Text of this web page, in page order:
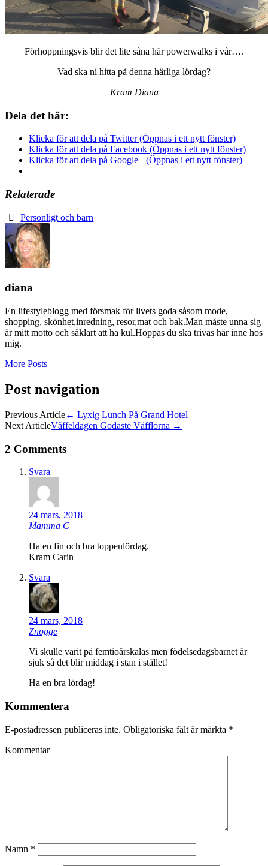
Förhoppningsvis blir det lite såna här powerwalks i vår….
Vad ska ni hitta på denna härliga lördag?
Kram Diana
Dela det här:
Klicka för att dela på Twitter (Öppnas i ett nytt fönster)
Klicka för att dela på Facebook (Öppnas i ett nytt fönster)
Klicka för att dela på Google+ (Öppnas i ett nytt fönster)
Relaterade
Personligt och barn
diana
En lifestyleblogg med försmak för livets goda såsom mode,
shopping, skönhet,inredning, resor,mat och bak.Man måste unna sig
är mitt motto och såklart att ha kul.Hoppas du ska trivas här inne hos
mig.
More Posts
Post navigation
Previous Article← Lyxig Lunch På Grand Hotel
Next ArticleVåffeldagen Godaste Våfflorna →
2 Comments
Svara
24 mars, 2018
Mamma C
Ha en fin och bra toppenlördag.
Kram Carin
Svara
24 mars, 2018
Znogge
Vi skulle varit på femtioårskalas men födelsedagsbarnet är
sjuk så det blir middag i stan i stället!
Ha en bra lördag!
Kommentera
E-postadressen publiceras inte. Obligatoriska fält är märkta *
Kommentar
Namn *